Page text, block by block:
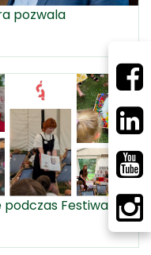
pozwala
Festiwalu